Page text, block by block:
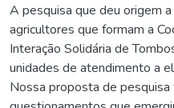
A pesquisa que deu origem
agricultores que formam a
Interação Solidária de
unidades de atendimento a
Nossa proposta de